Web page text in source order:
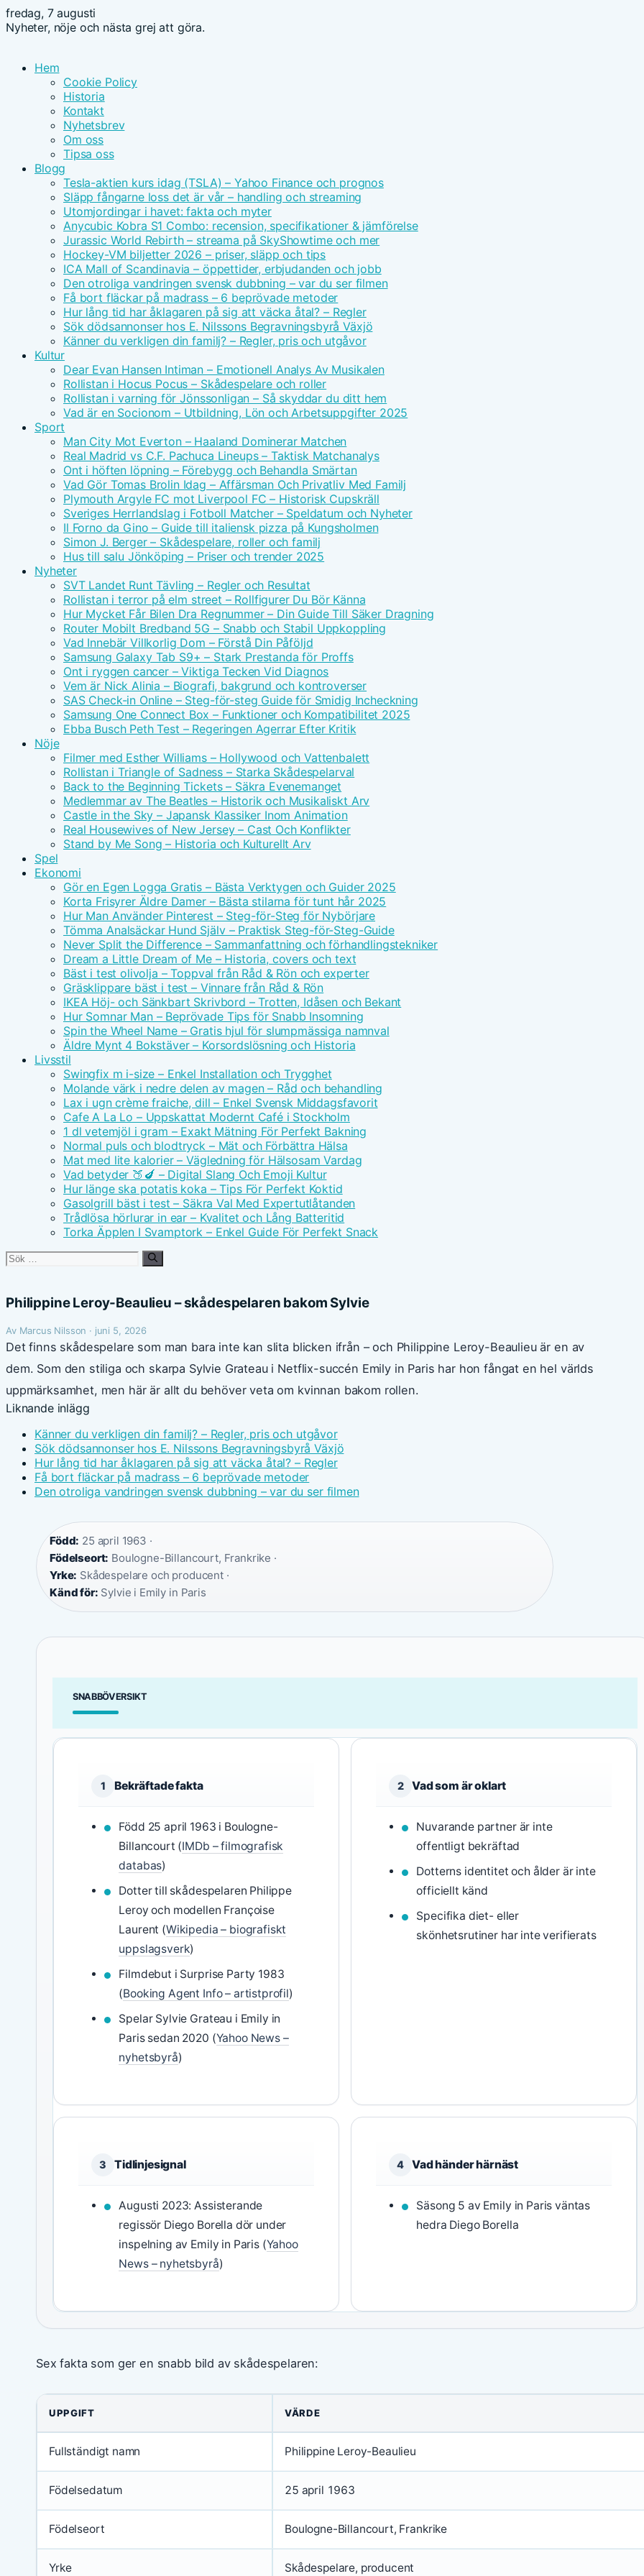
fredag, 7 augusti
Nyheter, nöje och nästa grej att göra.
Hem
Cookie Policy
Historia
Kontakt
Nyhetsbrev
Om oss
Tipsa oss
Blogg
Tesla-aktien kurs idag (TSLA) – Yahoo Finance och prognos
Släpp fångarne loss det är vår – handling och streaming
Utomjordingar i havet: fakta och myter
Anycubic Kobra S1 Combo: recension, specifikationer & jämförelse
Jurassic World Rebirth – streama på SkyShowtime och mer
Hockey-VM biljetter 2026 – priser, släpp och tips
ICA Mall of Scandinavia – öppettider, erbjudanden och jobb
Den otroliga vandringen svensk dubbning – var du ser filmen
Få bort fläckar på madrass – 6 beprövade metoder
Hur lång tid har åklagaren på sig att väcka åtal? – Regler
Sök dödsannonser hos E. Nilssons Begravningsbyrå Växjö
Känner du verkligen din familj? – Regler, pris och utgåvor
Kultur
Dear Evan Hansen Intiman – Emotionell Analys Av Musikalen
Rollistan i Hocus Pocus – Skådespelare och roller
Rollistan i varning för Jönssonligan – Så skyddar du ditt hem
Vad är en Socionom – Utbildning, Lön och Arbetsuppgifter 2025
Sport
Man City Mot Everton – Haaland Dominerar Matchen
Real Madrid vs C.F. Pachuca Lineups – Taktisk Matchanalys
Ont i höften löpning – Förebygg och Behandla Smärtan
Vad Gör Tomas Brolin Idag – Affärsman Och Privatliv Med Familj
Plymouth Argyle FC mot Liverpool FC – Historisk Cupskräll
Sveriges Herrlandslag i Fotboll Matcher – Speldatum och Nyheter
Il Forno da Gino – Guide till italiensk pizza på Kungsholmen
Simon J. Berger – Skådespelare, roller och familj
Hus till salu Jönköping – Priser och trender 2025
Nyheter
SVT Landet Runt Tävling – Regler och Resultat
Rollistan i terror på elm street – Rollfigurer Du Bör Känna
Hur Mycket Får Bilen Dra Regnummer – Din Guide Till Säker Dragning
Router Mobilt Bredband 5G – Snabb och Stabil Uppkoppling
Vad Innebär Villkorlig Dom – Förstå Din Påföljd
Samsung Galaxy Tab S9+ – Stark Prestanda för Proffs
Ont i ryggen cancer – Viktiga Tecken Vid Diagnos
Vem är Nick Alinia – Biografi, bakgrund och kontroverser
SAS Check-in Online – Steg-för-steg Guide för Smidig Incheckning
Samsung One Connect Box – Funktioner och Kompatibilitet 2025
Ebba Busch Peth Test – Regeringen Agerrar Efter Kritik
Nöje
Filmer med Esther Williams – Hollywood och Vattenbalett
Rollistan i Triangle of Sadness – Starka Skådespelarval
Back to the Beginning Tickets – Säkra Evenemanget
Medlemmar av The Beatles – Historik och Musikaliskt Arv
Castle in the Sky – Japansk Klassiker Inom Animation
Real Housewives of New Jersey – Cast Och Konflikter
Stand by Me Song – Historia och Kulturellt Arv
Spel
Ekonomi
Gör en Egen Logga Gratis – Bästa Verktygen och Guider 2025
Korta Frisyrer Äldre Damer – Bästa stilarna för tunt hår 2025
Hur Man Använder Pinterest – Steg-för-Steg för Nybörjare
Tömma Analsäckar Hund Själv – Praktisk Steg-för-Steg-Guide
Never Split the Difference – Sammanfattning och förhandlingstekniker
Dream a Little Dream of Me – Historia, covers och text
Bäst i test olivolja – Toppval från Råd & Rön och experter
Gräsklippare bäst i test – Vinnare från Råd & Rön
IKEA Höj- och Sänkbart Skrivbord – Trotten, Idåsen och Bekant
Hur Somnar Man – Beprövade Tips för Snabb Insomning
Spin the Wheel Name – Gratis hjul för slumpmässiga namnval
Äldre Mynt 4 Bokstäver – Korsordslösning och Historia
Livsstil
Swingfix m i-size – Enkel Installation och Trygghet
Molande värk i nedre delen av magen – Råd och behandling
Lax i ugn crème fraiche, dill – Enkel Svensk Middagsfavorit
Cafe A La Lo – Uppskattat Modernt Café i Stockholm
1 dl vetemjöl i gram – Exakt Mätning För Perfekt Bakning
Normal puls och blodtryck – Mät och Förbättra Hälsa
Mat med lite kalorier – Vägledning för Hälsosam Vardag
Vad betyder 🍑🍆 – Digital Slang Och Emoji Kultur
Hur länge ska potatis koka – Tips För Perfekt Koktid
Gasolgrill bäst i test – Säkra Val Med Expertutlåtanden
Trådlösa hörlurar in ear – Kvalitet och Lång Batteritid
Torka Äpplen I Svamptork – Enkel Guide För Perfekt Snack
Sök
Philippine Leroy-Beaulieu – skådespelaren bakom Sylvie
Av Marcus Nilsson · juni 5, 2026
Det finns skådespelare som man bara inte kan slita blicken ifrån – och Philippine Leroy-Beaulieu är en av
dem. Som den stiliga och skarpa Sylvie Grateau i Netflix-succén Emily in Paris har hon fångat en hel världs
uppmärksamhet, men här är allt du behöver veta om kvinnan bakom rollen.
Liknande inlägg
Känner du verkligen din familj? – Regler, pris och utgåvor
Sök dödsannonser hos E. Nilssons Begravningsbyrå Växjö
Hur lång tid har åklagaren på sig att väcka åtal? – Regler
Få bort fläckar på madrass – 6 beprövade metoder
Den otroliga vandringen svensk dubbning – var du ser filmen
Född: 25 april 1963 ·
Födelseort: Boulogne-Billancourt, Frankrike ·
Yrke: Skådespelare och producent ·
Känd för: Sylvie i Emily in Paris
SNABBÖVERSIKT
1 Bekräftade fakta
Född 25 april 1963 i Boulogne-
Billancourt (IMDb – filmografisk
databas)
Dotter till skådespelaren Philippe
Leroy och modellen Françoise
Laurent (Wikipedia – biografiskt
uppslagsverk)
Filmdebut i Surprise Party 1983
(Booking Agent Info – artistprofil)
Spelar Sylvie Grateau i Emily in
Paris sedan 2020 (Yahoo News –
nyhetsbyrå)
2 Vad som är oklart
Nuvarande partner är inte
offentligt bekräftad
Dotterns identitet och ålder är inte
officiellt känd
Specifika diet- eller
skönhetsrutiner har inte verifierats
3 Tidlinjesignal
Augusti 2023: Assisterande
regissör Diego Borella dör under
inspelning av Emily in Paris (Yahoo
News – nyhetsbyrå)
4 Vad händer härnäst
Säsong 5 av Emily in Paris väntas
hedra Diego Borella
Sex fakta som ger en snabb bild av skådespelaren:
UPPGIFT VÄRDE
Fullständigt namn Philippine Leroy-Beaulieu
Födelsedatum 25 april 1963
Födelseort Boulogne-Billancourt, Frankrike
Yrke Skådespelare, producent